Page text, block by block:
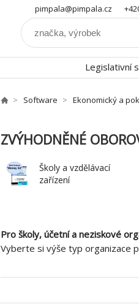
pimpala@pimpala.cz
Legislativní
Software Ekonomický a
ZVÝHODNĚNÉ
Školy a vzdělávací
zařízení
Pro školy, účetní a neziskové
Vyberte si výše typ organizace